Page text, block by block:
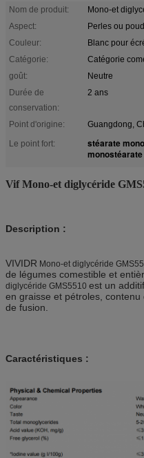
Nom de produit:
Mono-et
Aspect:
Perles ou
Couleur:
Blanc pour
Catégorie:
Catégorie
goût:
Neutre
Durée de
conservation:
2 ans
Point d'origine:
Guangdong,
Le point fort:
stéarate
Vif Mono-et diglycéride
Description :
VIVIDR Mono-et diglycéride
de légumes comestible et
diglycéride GMS5510 est un
en graisse et pétroles,
de fusion.
Caractéristiques :